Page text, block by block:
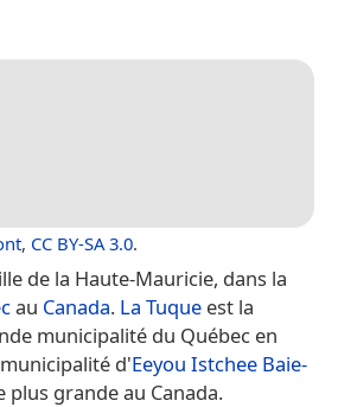
, CC BY-SA 3.0.
de la Haute-Mauricie, dans la
au Canada. La Tuque est la
municipalité du Québec en
d'Eeyou Istchee Baie-
plus grande au Canada.